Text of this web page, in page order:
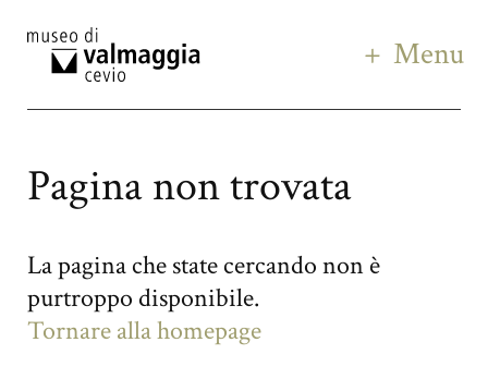
Menu
Pagina non trovata
La pagina che state cercando non è
purtroppo disponibile.
Tornare alla homepage